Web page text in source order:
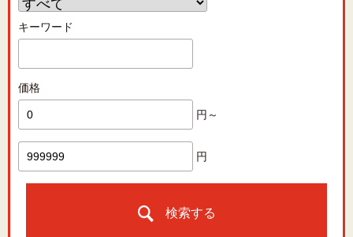
キーワード
価格
円～
円
検索する